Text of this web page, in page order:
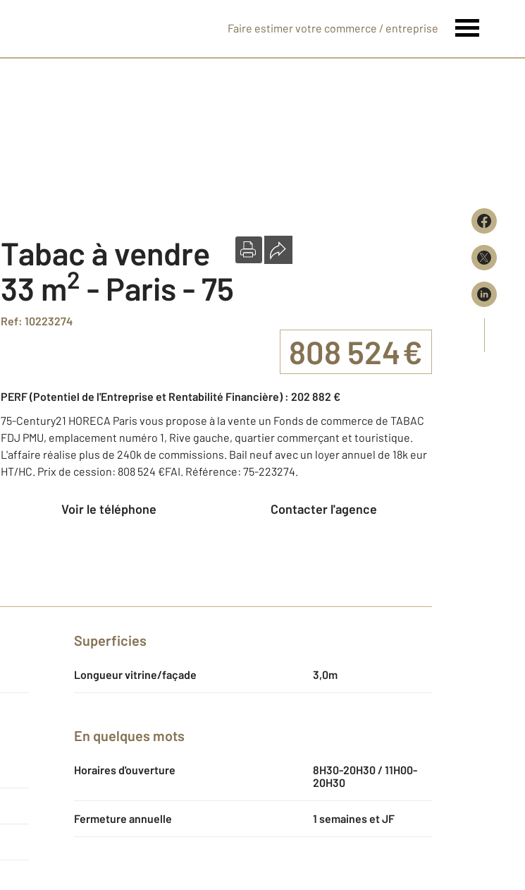
Faire estimer votre commerce / entreprise
Tabac à vendre
33 m2 - Paris - 75
Ref: 10223274
808 524 €
PERF (Potentiel de l'Entreprise et Rentabilité Financière) : 202 882 €
75-Century21 HORECA Paris vous propose à la vente un Fonds de commerce de TABAC
FDJ PMU, emplacement numéro 1, Rive gauche, quartier commerçant et touristique.
L'affaire réalise plus de 240k de commissions. Bail neuf avec un loyer annuel de 18k eur
HT/HC. Prix de cession: 808 524 €FAI. Référence: 75-223274.
Voir le téléphone Contacter l'agence
Superficies
Longueur vitrine/façade 3,0m
En quelques mots
Horaires d'ouverture
8H30-20H30 / 11H00-
20H30
Fermeture annuelle 1 semaines et JF